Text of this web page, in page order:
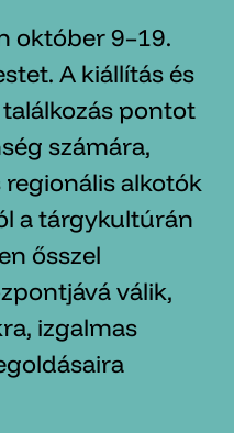
október 9–19.
A kiállítás és
pontot
számára,
alkotók
a tárgykultúrán
ősszel
válik,
izgalmas